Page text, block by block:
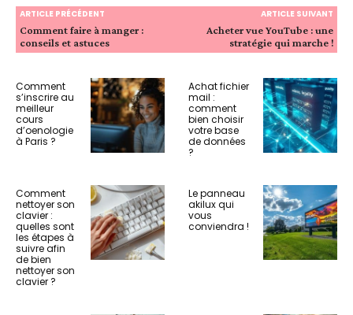
ARTICLE PRÉCÉDENT
Comment faire à manger :
conseils et astuces
ARTICLE SUIVANT
Acheter vue YouTube : une
stratégie qui marche !
Comment
s’inscrire au
meilleur
cours
d’oenologie
à Paris ?
Achat fichier
mail :
comment
bien choisir
votre base
de données
?
Comment
nettoyer son
clavier :
quelles sont
les étapes à
suivre afin
de bien
nettoyer son
clavier ?
Le panneau
akilux qui
vous
conviendra !